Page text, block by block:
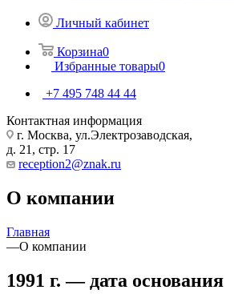
Личный кабинет
Корзина0
Избранные товары0
+7 495 748 44 44
Контактная информация
г. Москва, ул.Электрозаводская,
д. 21, стр. 17
reception2@znak.ru
О компании
Главная
—О компании
1991 г. — дата основания